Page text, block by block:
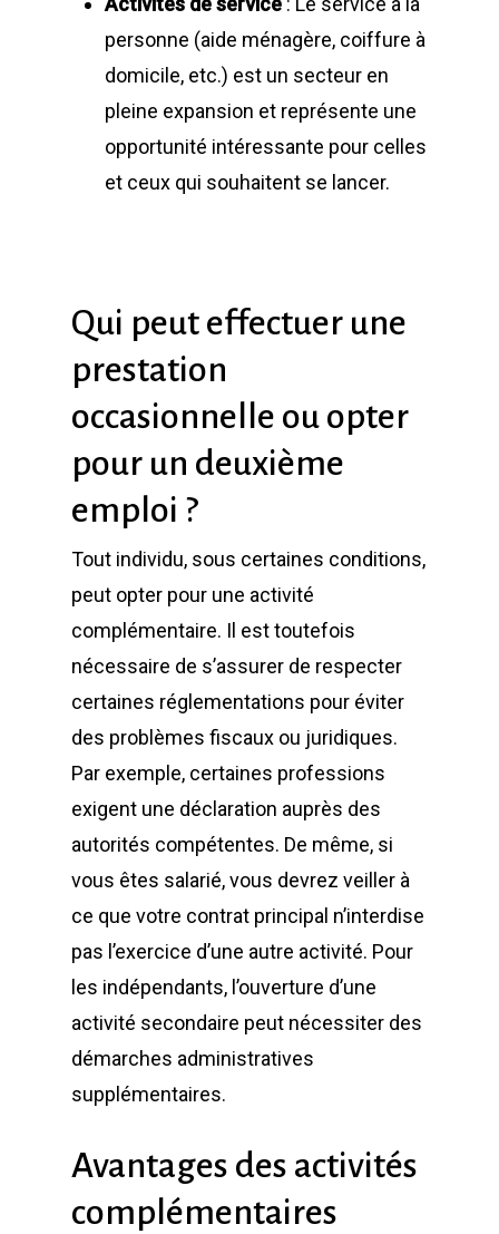
personne (aide ménagère, coiffure à
domicile, etc.) est un secteur en
pleine expansion et représente une
opportunité intéressante pour celles
et ceux qui souhaitent se lancer.
Qui peut effectuer une
prestation
occasionnelle ou opter
pour un deuxième
emploi ?
Tout individu, sous certaines conditions,
peut opter pour une activité
complémentaire. Il est toutefois
nécessaire de s’assurer de respecter
certaines réglementations pour éviter
des problèmes fiscaux ou juridiques.
Par exemple, certaines professions
exigent une déclaration auprès des
autorités compétentes. De même, si
vous êtes salarié, vous devrez veiller à
ce que votre contrat principal n’interdise
pas l’exercice d’une autre activité. Pour
les indépendants, l’ouverture d’une
activité secondaire peut nécessiter des
démarches administratives
supplémentaires.
Avantages des activités
complémentaires